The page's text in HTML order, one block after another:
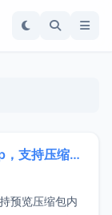
Mac用户必备的免费解压缩工具MacZip，支持压缩包预览
预览压缩包内